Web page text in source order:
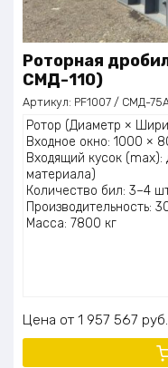
Роторная
СМД-110)
Артикул: PF1007 / СМД-
Ротор (Диаметр ×
Входное окно: 1000 ×
Входящий кусок
материала)
Количество бил: 3–4
Производительность:
Масса: 7800 кг
Цена 1 957 567 руб.